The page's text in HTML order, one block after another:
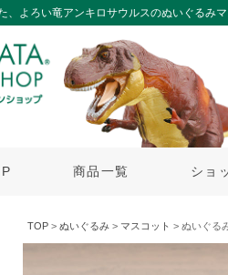
、よろい竜アンキロサウルスのぬいぐるみマ
商品一覧 ショ
TOP > ぬいぐるみ > マスコット > ぬいぐる